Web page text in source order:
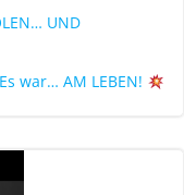
UND
Es war… AM LEBEN!